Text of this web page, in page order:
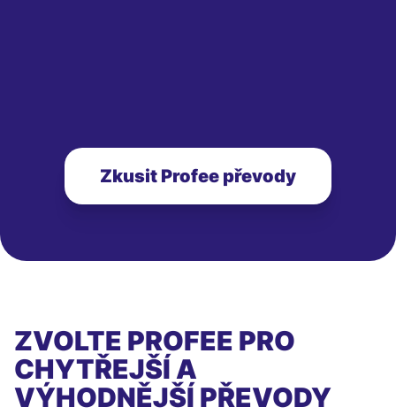
Zkusit Profee převody
ZVOLTE PROFEE PRO
CHYTŘEJŠÍ A
VÝHODNĚJŠÍ PŘEVODY